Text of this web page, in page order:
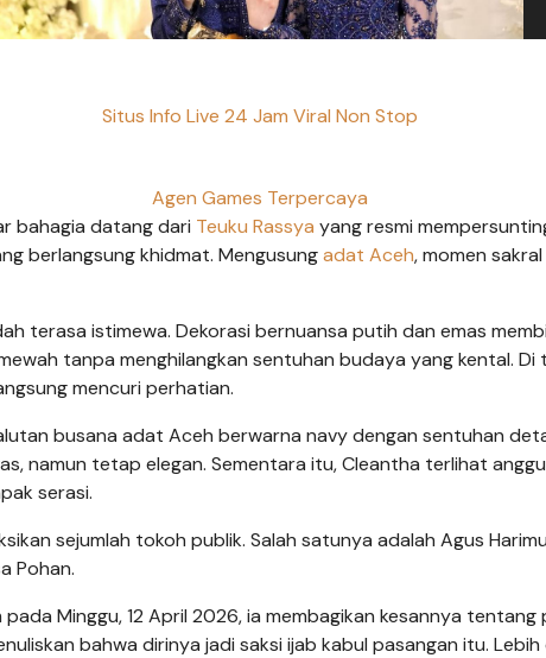
Situs Info Live 24 Jam Viral Non Stop
Agen Games Terpercaya
bahagia datang dari Teuku Rassya yang resmi
berlangsung khidmat. Mengusungadat Aceh, momen
terasa istimewa. Dekorasi bernuansa putih dan emas
tanpa menghilangkan sentuhan budaya yang kental.
mencuri perhatian.
busana adat Aceh berwarna navy dengan sentuhan
namun tetap elegan. Sementara itu, Cleantha terlihat
serasi.
sejumlah tokoh publik. Salah satunya adalah Agus
Pohan.
Minggu, 12 April 2026, ia membagikan kesannya
bahwa dirinya jadi saksi ijab kabul pasangan itu.